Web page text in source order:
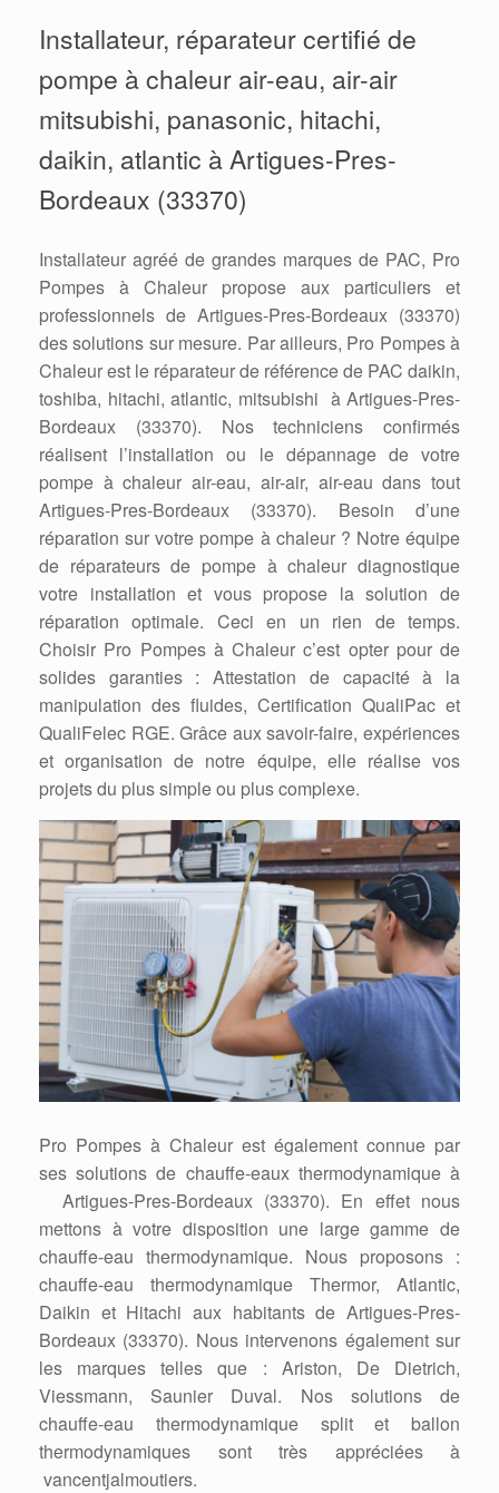
Installateur, réparateur certifié de
pompe à chaleur air-eau, air-air
mitsubishi, panasonic, hitachi,
daikin, atlantic à Artigues-Pres-
Bordeaux (33370)
Installateur agréé de grandes marques de PAC, Pro
Pompes à Chaleur propose aux particuliers et
professionnels de Artigues-Pres-Bordeaux (33370)
des solutions sur mesure. Par ailleurs, Pro Pompes à
Chaleur est le réparateur de référence de PAC daikin,
toshiba, hitachi, atlantic, mitsubishi à Artigues-Pres-
Bordeaux (33370). Nos techniciens confirmés
réalisent l’installation ou le dépannage de votre
pompe à chaleur air-eau, air-air, air-eau dans tout
Artigues-Pres-Bordeaux (33370). Besoin d’une
réparation sur votre pompe à chaleur ? Notre équipe
de réparateurs de pompe à chaleur diagnostique
votre installation et vous propose la solution de
réparation optimale. Ceci en un rien de temps.
Choisir Pro Pompes à Chaleur c’est opter pour de
solides garanties : Attestation de capacité à la
manipulation des fluides, Certification QualiPac et
QualiFelec RGE. Grâce aux savoir-faire, expériences
et organisation de notre équipe, elle réalise vos
projets du plus simple ou plus complexe.
Pro Pompes à Chaleur est également connue par
ses solutions de chauffe-eaux thermodynamique à
Artigues-Pres-Bordeaux (33370). En effet nous
mettons à votre disposition une large gamme de
chauffe-eau thermodynamique. Nous proposons :
chauffe-eau thermodynamique Thermor, Atlantic,
Daikin et Hitachi aux habitants de Artigues-Pres-
Bordeaux (33370). Nous intervenons également sur
les marques telles que : Ariston, De Dietrich,
Viessmann, Saunier Duval. Nos solutions de
chauffe-eau thermodynamique split et ballon
thermodynamiques sont très appréciées à
vancentjalmoutiers.